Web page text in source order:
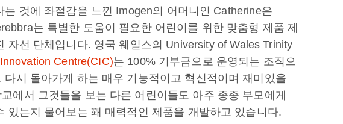
는 것에 좌절감을 느낀 Imogen의 어머니인 Catherine은
는 특별한 도움이 필요한 어린이를 위한 맞춤형 제품 제
자선 단체입니다. 영국 웨일스의 University of Wales Trinity
Centre(CIC)는 100% 기부금으로 운영되는 조직으
시 돌아가게 하는 매우 기능적이고 혁신적이며 재미있을
에서 그것들을 보는 다른 어린이들도 아주 종종 부모에게
있는지 물어보는 꽤 매력적인 제품을 개발하고 있습니다.